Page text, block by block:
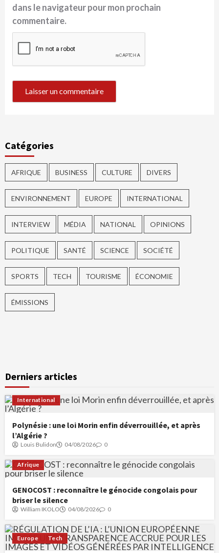
dans le navigateur pour mon prochain
commentaire.
Catégories
AFRIQUE BUSINESS CULTURE DIVERS
ENVIRONNEMENT EUROPE INTERNATIONAL
INTERVIEW MÉDIA NATIONAL OPINIONS
POLITIQUE SANTÉ SCIENCE SOCIÉTÉ
SPORTS TECH TOURISME ÉCONOMIE
ÉMISSIONS
Derniers articles
International
Polynésie : une loi Morin enfin déverrouillée, et après
l’Algérie ?
Louis Bulidon 04/08/2026 0
Afrique
GENOCOST : reconnaître le génocide congolais pour
briser le silence
William IKOLO 04/08/2026 0
Europe Tech